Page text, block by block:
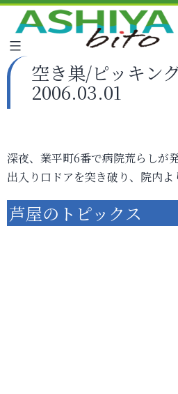
空き巣/ピッキン
2006.03.01
深夜、業平町6番で病院荒らしが
出入り口ドアを突き破り、院内
芦屋のトピックス